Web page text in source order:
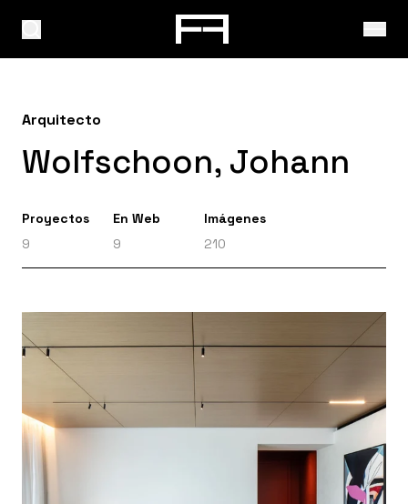
Arquitecto
Wolfschoon, Johann
Proyectos
9
En Web
9
Imágenes
210